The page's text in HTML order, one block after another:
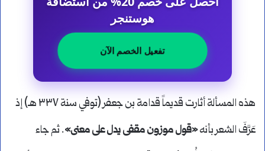
هوستنجر
تفعيل الخصم الآن
هذه المسألة أثارت قديماً قدامة بن جعفر (توفي سنة ٣٣٧ هـ) إذ
عَرَّفَ الشعر بأنه«قول موزون مقفى يدل على معنى». ثم جاء